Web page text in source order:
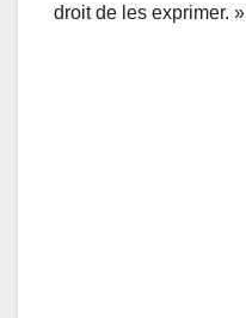
droit de les exprimer. »